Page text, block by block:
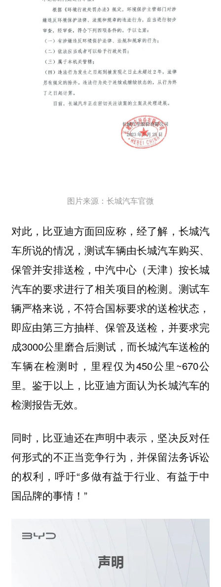
图片来源：长城汽车官微
对此，比亚迪方面回应称，经了解，长城汽
车所说的情况，测试车辆由长城汽车购买、
保管并安排送检，中汽中心（天津）按长城
汽车的要求进行了相关项目的检测。测试车
辆严格来说，不符合国标要求的送检状态，
即应由第三方抽样、保管及送检，并要求完
成3000公里磨合后测试，而长城汽车送检的
车辆在检测时，里程仅为450公里~670公
里。鉴于以上， 比亚迪方面认为长城汽车的
检测报告无效。
同时，比亚迪还在声明中表示，坚决反对任
何形式的不正当竞争行为，并保留法务诉讼
的权利，呼吁“多做有益于行业、有益于中
国品牌的事情！”